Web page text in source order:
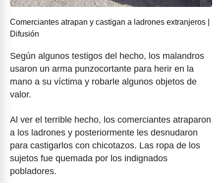
Comerciantes atrapan y castigan a ladrones extranjeros |
Difusión
Según algunos testigos del hecho, los malandros
usaron un arma punzocortante para herir en la
mano a su víctima y robarle algunos objetos de
valor.
Al ver el terrible hecho, los comerciantes atraparon
a los ladrones y posteriormente les desnudaron
para castigarlos con chicotazos. Las ropa de los
sujetos fue quemada por los indignados
pobladores.